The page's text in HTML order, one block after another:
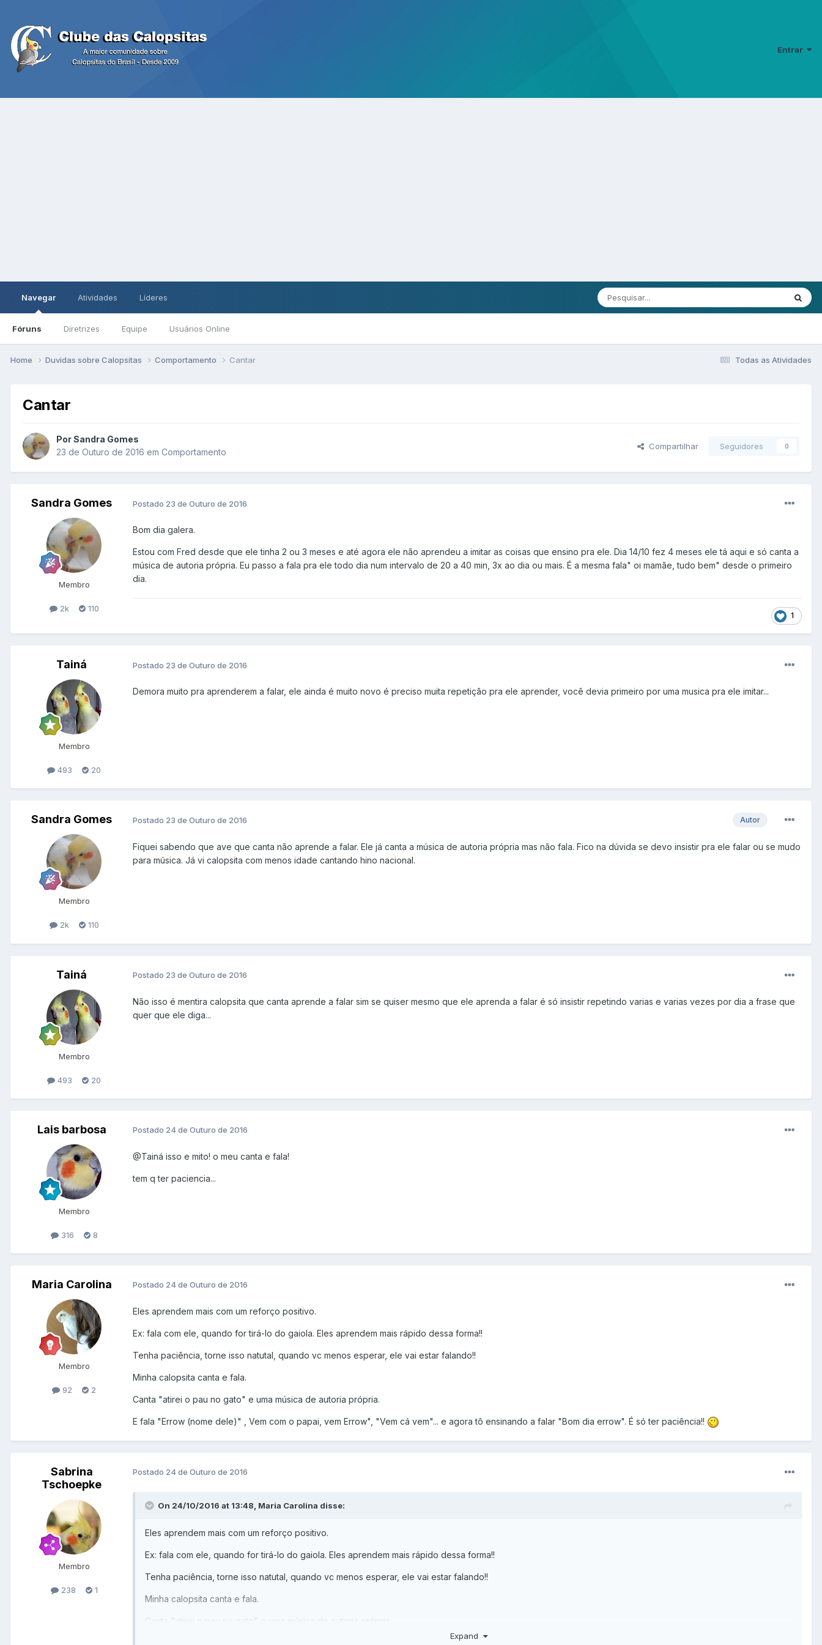
Entrar
Navegar
Fóruns Diretrizes Equipe Usuários Online
Atividades Líderes
Todas as Atividades
Home Duvidas sobre Calopsitas Comportamento Cantar
Cantar
Por Sandra Gomes
23 de Outuro de 2016 em Comportamento
Compartilhar Seguidores 0
Sandra Gomes
Membro
2k 110
Postado 23 de Outuro de 2016
Bom dia galera.
Estou com Fred desde que ele tinha 2 ou 3 meses e até agora ele não aprendeu a imitar as coisas que ensino pra ele. Dia 14/10 fez 4 meses ele tá aqui e só canta a
música de autoria própria. Eu passo a fala pra ele todo dia num intervalo de 20 a 40 min, 3x ao dia ou mais. É a mesma fala" oi mamãe, tudo bem" desde o primeiro
dia.
1
Tainá
Membro
493 20
Postado 23 de Outuro de 2016
Demora muito pra aprenderem a falar, ele ainda é muito novo é preciso muita repetição pra ele aprender, você devia primeiro por uma musica pra ele imitar...
Sandra Gomes
Membro
2k 110
Autor
Postado 23 de Outuro de 2016
Fiquei sabendo que ave que canta não aprende a falar. Ele já canta a música de autoria própria mas não fala. Fico na dúvida se devo insistir pra ele falar ou se mudo
para música. Já vi calopsita com menos idade cantando hino nacional.
Tainá
Membro
493 20
Postado 23 de Outuro de 2016
Não isso é mentira calopsita que canta aprende a falar sim se quiser mesmo que ele aprenda a falar é só insistir repetindo varias e varias vezes por dia a frase que
quer que ele diga...
Lais barbosa
Membro
316 8
Postado 24 de Outuro de 2016
@Tainá isso e mito! o meu canta e fala!
tem q ter paciencia...
Maria Carolina
Membro
92 2
Postado 24 de Outuro de 2016
Eles aprendem mais com um reforço positivo.
Ex: fala com ele, quando for tirá-lo do gaiola. Eles aprendem mais rápido dessa forma!!
Tenha paciência, torne isso natutal, quando vc menos esperar, ele vai estar falando!!
Minha calopsita canta e fala.
Canta "atirei o pau no gato" e uma música de autoria própria.
E fala "Errow (nome dele)" , Vem com o papai, vem Errow", "Vem cá vem"... e agora tô ensinando a falar "Bom dia errow". É só ter paciência!!
Sabrina
Tschoepke
Membro
238 1
Postado 24 de Outuro de 2016
On 24/10/2016 at 13:48, Maria Carolina disse:
Eles aprendem mais com um reforço positivo.
Ex: fala com ele, quando for tirá-lo do gaiola. Eles aprendem mais rápido dessa forma!!
Tenha paciência, torne isso natutal, quando vc menos esperar, ele vai estar falando!!
Minha calopsita canta e fala.
Canta "atirei o pau no gato" e uma música de autoria própria.
E fala "Errow (nome dele)" , Vem com o papai, vem Errow", "Vem cá vem"... e agora tô ensinando a falar "Bom dia errow". É só ter paciência!!
Expand